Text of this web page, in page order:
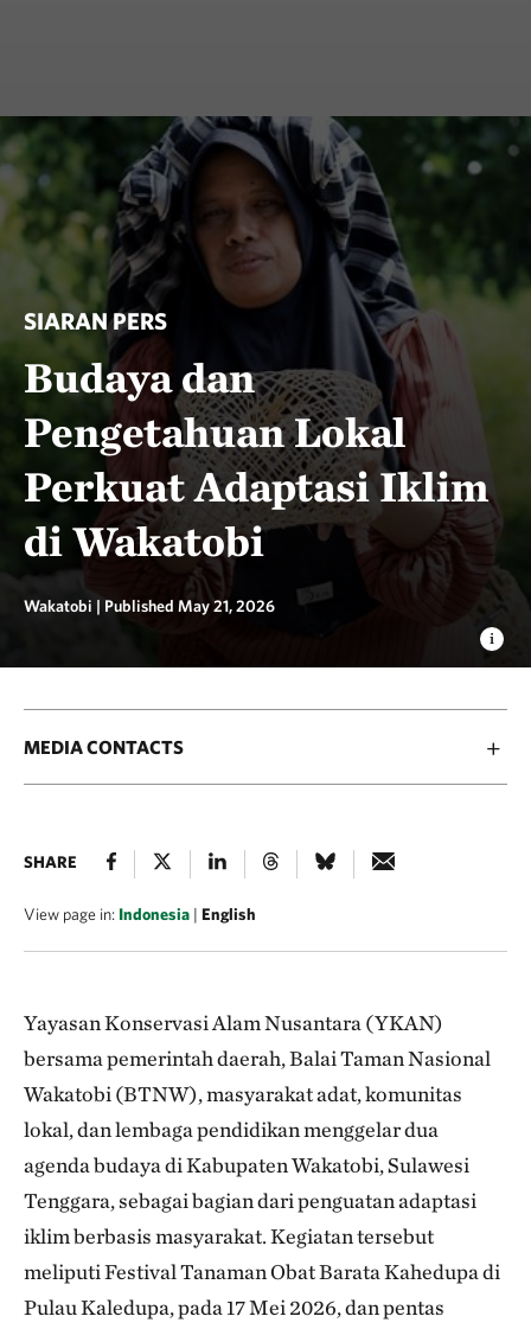
SIARAN PERS
Budaya dan
Pengetahuan Lokal
Perkuat Adaptasi Iklim
di Wakatobi
Wakatobi | Published May 21, 2026
MEDIA CONTACTS
SHARE
View page in: Indonesia | English
Yayasan Konservasi Alam Nusantara (YKAN)
bersama pemerintah daerah, Balai Taman Nasional
Wakatobi (BTNW), masyarakat adat, komunitas
lokal, dan lembaga pendidikan menggelar dua
agenda budaya di Kabupaten Wakatobi, Sulawesi
Tenggara, sebagai bagian dari penguatan adaptasi
iklim berbasis masyarakat. Kegiatan tersebut
meliputi Festival Tanaman Obat Barata Kahedupa di
Pulau Kaledupa, pada 17 Mei 2026, dan pentas